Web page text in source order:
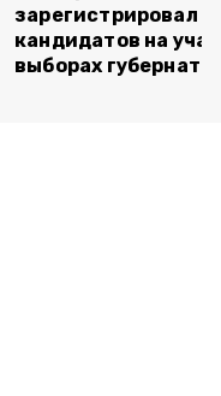
зарегистрировал
кандидатов на
выборах